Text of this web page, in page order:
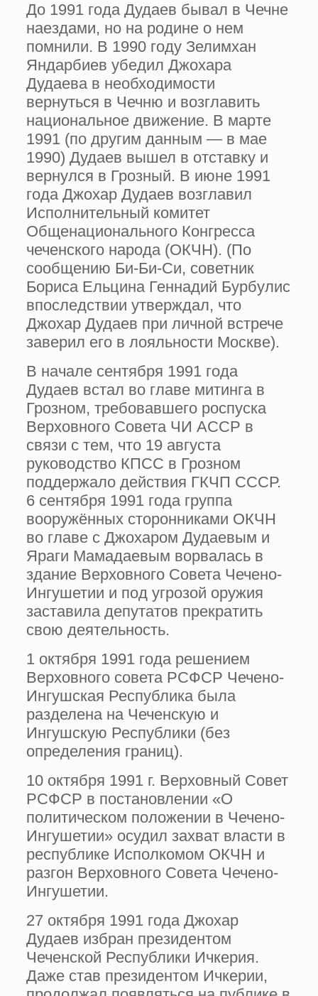
До 1991 года Дудаев бывал в Чечне
наездами, но на родине о нем
помнили. В 1990 году Зелимхан
Яндарбиев убедил Джохара
Дудаева в необходимости
вернуться в Чечню и возглавить
национальное движение. В марте
1991 (по другим данным — в мае
1990) Дудаев вышел в отставку и
вернулся в Грозный. В июне 1991
года Джохар Дудаев возглавил
Исполнительный комитет
Общенационального Конгресса
чеченского народа (ОКЧН). (По
сообщению Би-Би-Си, советник
Бориса Ельцина Геннадий Бурбулис
впоследствии утверждал, что
Джохар Дудаев при личной встрече
заверил его в лояльности Москве).
В начале сентября 1991 года
Дудаев встал во главе митинга в
Грозном, требовавшего роспуска
Верховного Совета ЧИ АССР в
связи с тем, что 19 августа
руководство КПСС в Грозном
поддержало действия ГКЧП СССР.
6 сентября 1991 года группа
вооружённых сторонниками ОКЧН
во главе с Джохаром Дудаевым и
Яраги Мамадаевым ворвалась в
здание Верховного Совета Чечено-
Ингушетии и под угрозой оружия
заставила депутатов прекратить
свою деятельность.
1 октября 1991 года решением
Верховного совета РСФСР Чечено-
Ингушская Республика была
разделена на Чеченскую и
Ингушскую Республики (без
определения границ).
10 октября 1991 г. Верховный Совет
РСФСР в постановлении «О
политическом положении в Чечено-
Ингушетии» осудил захват власти в
республике Исполкомом ОКЧН и
разгон Верховного Совета Чечено-
Ингушетии.
27 октября 1991 года Джохар
Дудаев избран президентом
Чеченской Республики Ичкерия.
Даже став президентом Ичкерии,